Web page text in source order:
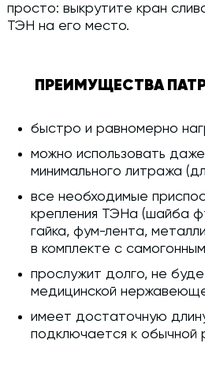
просто: выкрутите кран
ТЭН на его место.
ПРЕИМУЩЕСТВА
быстро и равномерно
можно использовать
минимального литража
все необходимые
крепления ТЭНа (шайба
гайка, фум-лента,
в комплекте с
прослужит долго, не
медицинской
имеет достаточную
подключается к обычной